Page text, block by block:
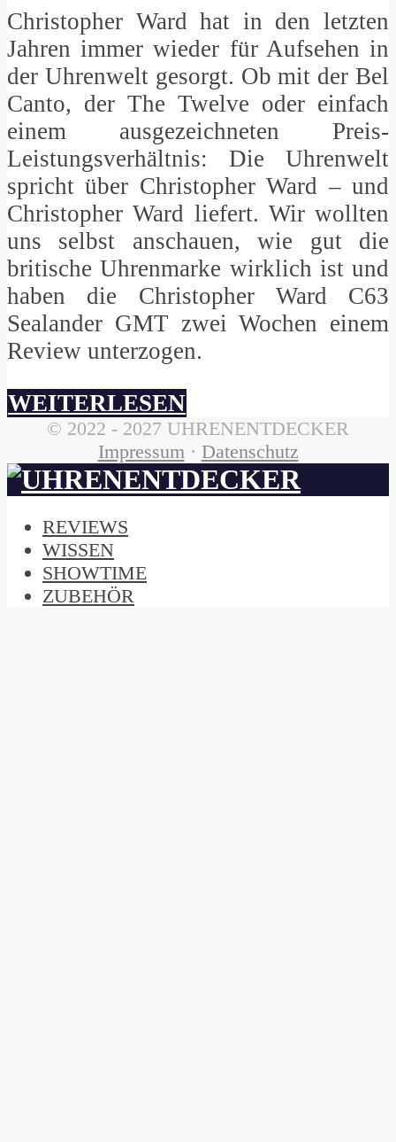
Christopher Ward hat in den letzten
Jahren immer wieder für Aufsehen in
der Uhrenwelt gesorgt. Ob mit der Bel
Canto, der The Twelve oder einfach
einem ausgezeichneten Preis-
Leistungsverhältnis: Die Uhrenwelt
spricht über Christopher Ward – und
Christopher Ward liefert. Wir wollten
uns selbst anschauen, wie gut die
britische Uhrenmarke wirklich ist und
haben die Christopher Ward C63
Sealander GMT zwei Wochen einem
Review unterzogen.
WEITERLESEN
© 2022 - 2027 UHRENENTDECKER
Impressum · Datenschutz
REVIEWS
WISSEN
SHOWTIME
ZUBEHÖR